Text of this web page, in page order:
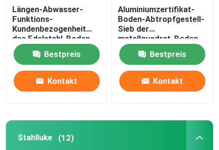
Längen-Abwasser-
Funktions-
Kundenbezogenheit
des Edelstahl-Boden-
Abfluss-0.5m nehmen
an
Bestpreis
Kontakt
Aluminiumzertifikat-
Boden-Abtropfgestell-
Sieb der
metallquadrat-Boden-
Abfluss-Abdeckungs-
ISO9001Bestpreis
Kontakt
Stahlluke (12)